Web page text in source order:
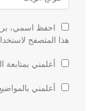
احفظ اسمي،
هذا المتصفح
أعلمني بمتابعة
أعلمني